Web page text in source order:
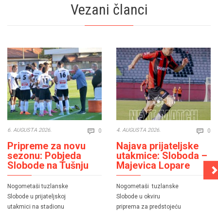
Vezani članci
6. AUGUSTA 2026.  0 Comments
Pripreme za novu
sezonu: Pobjeda
Slobode na Tušnju
Nogometaši tuzlanske
Slobode u prijateljskoj
utakmici na stadionu
4. AUGUSTA 2026.  0
Najava prijateljske
utakmice: Sloboda –
Majevica Lopare
Nogometaši tuzlanske
Slobode u okviru
priprema za predstojeću